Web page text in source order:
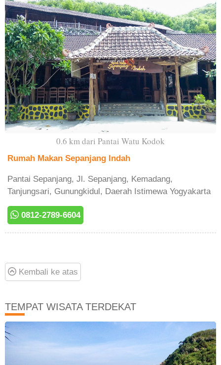
0.6 km dari Pantai Watu Kodok
Rumah Makan Sepanjang Indah
Pantai Sepanjang, Jl. Sepanjang, Kemadang,
Tanjungsari, Gunungkidul, Daerah Istimewa Yogyakarta
0812-2789-6604
Kembali ke atas
TEMPAT WISATA TERDEKAT